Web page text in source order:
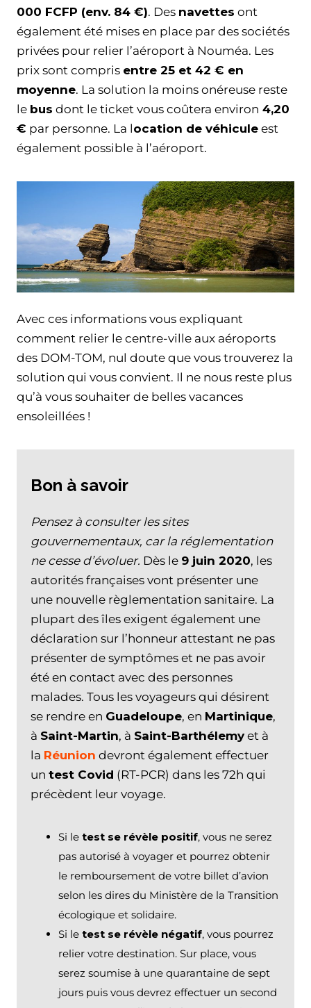
000 FCFP (env. 84 €). Des navettes ont
également été mises en place par des sociétés
privées pour relier l’aéroport à Nouméa. Les
prix sont compris entre 25 et 42 € en
moyenne. La solution la moins onéreuse reste
le bus dont le ticket vous coûtera environ 4,20
€ par personne. La location de véhicule est
également possible à l’aéroport.
Avec ces informations vous expliquant
comment relier le centre-ville aux aéroports
des DOM-TOM, nul doute que vous trouverez la
solution qui vous convient. Il ne nous reste plus
qu’à vous souhaiter de belles vacances
ensoleillées !
Bon à savoir
Pensez à consulter les sites
gouvernementaux, car la réglementation
ne cesse d’évoluer. Dès le 9 juin 2020, les
autorités françaises vont présenter une
une nouvelle règlementation sanitaire. La
plupart des îles exigent également une
déclaration sur l’honneur attestant ne pas
présenter de symptômes et ne pas avoir
été en contact avec des personnes
malades. Tous les voyageurs qui désirent
se rendre en Guadeloupe, en Martinique,
à Saint-Martin, à Saint-Barthélemy et à
la Réunion devront également effectuer
un test Covid (RT-PCR) dans les 72h qui
précèdent leur voyage.
Si le test se révèle positif, vous ne serez
pas autorisé à voyager et pourrez obtenir
le remboursement de votre billet d’avion
selon les dires du Ministère de la Transition
écologique et solidaire.
Si le test se révèle négatif, vous pourrez
relier votre destination. Sur place, vous
serez soumise à une quarantaine de sept
jours puis vous devrez effectuer un second